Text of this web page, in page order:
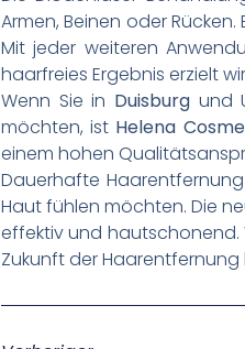
Armen, Beinen oder
Mit jeder weiteren
haarfreies Ergebnis erzielt
Wenn Sie in Duisburgund
möchten, ist Helena
einem hohen
Dauerhafte
Haut fühlen möchten. Die
effektiv und hautschonend.
Zukunft der